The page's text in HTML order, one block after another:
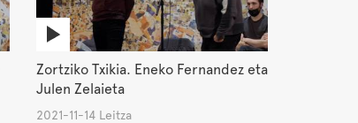
Zortziko Txikia. Eneko Fernandez eta
Julen Zelaieta
2021-11-14 Leitza